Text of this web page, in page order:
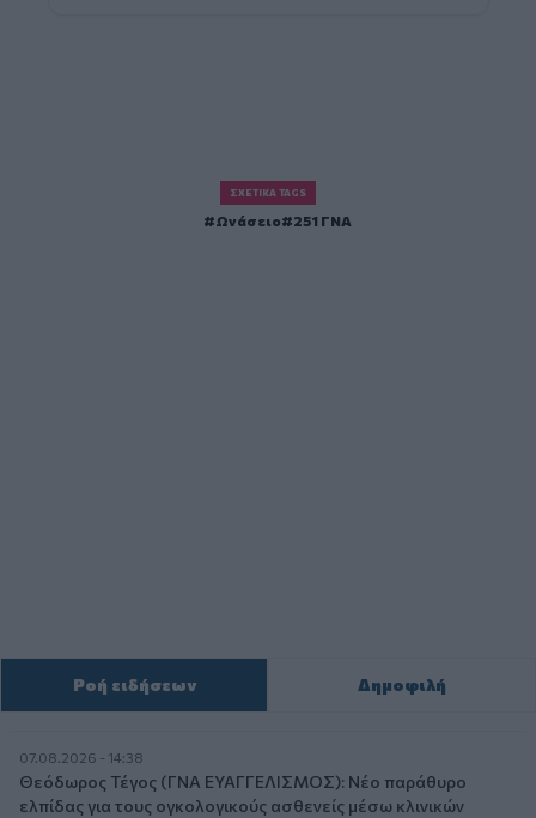
ΣΧΕΤΙΚΆ TAGS
Ωνάσειο 251 ΓΝΑ
Ροή ειδήσεων Δημοφιλή
07.08.2026 - 14:38
Θεόδωρος Τέγος (ΓΝΑ ΕΥΑΓΓΕΛΙΣΜΟΣ): Νέο παράθυρο
ελπίδας για τους ογκολογικούς ασθενείς μέσω κλινικών